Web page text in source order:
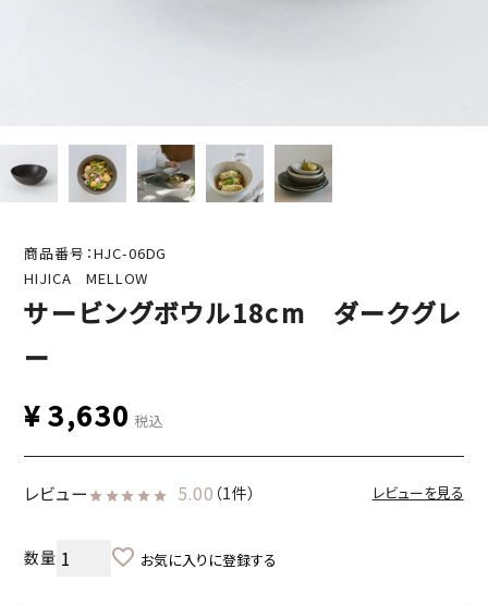
商品番号：HJC-06DG
HIJICA MELLOW
サービングボウル18cm ダークグレ
ー
¥3,630 税込
レビュー 5.00 （1件） レビューを見る
お気に入りに登録する